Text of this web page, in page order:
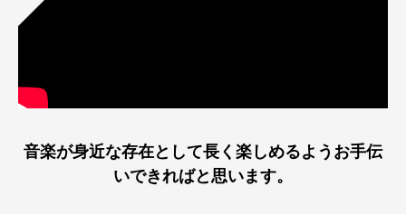
音楽が身近な存在として長く楽しめるようお手伝
いできればと思います。